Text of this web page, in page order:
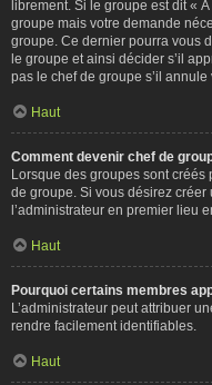
librement. Si le groupe est dit «
groupe mais votre demande
groupe. Ce dernier pourra vous
le groupe et ainsi décider s’il
pas le chef de groupe s’il
Haut
Comment devenir chef de
Lorsque des groupes sont créés
de groupe. Si vous désirez créer
l’administrateur en premier lieu
Haut
Pourquoi certains membres
L’administrateur peut attribuer
rendre facilement identifiables.
Haut